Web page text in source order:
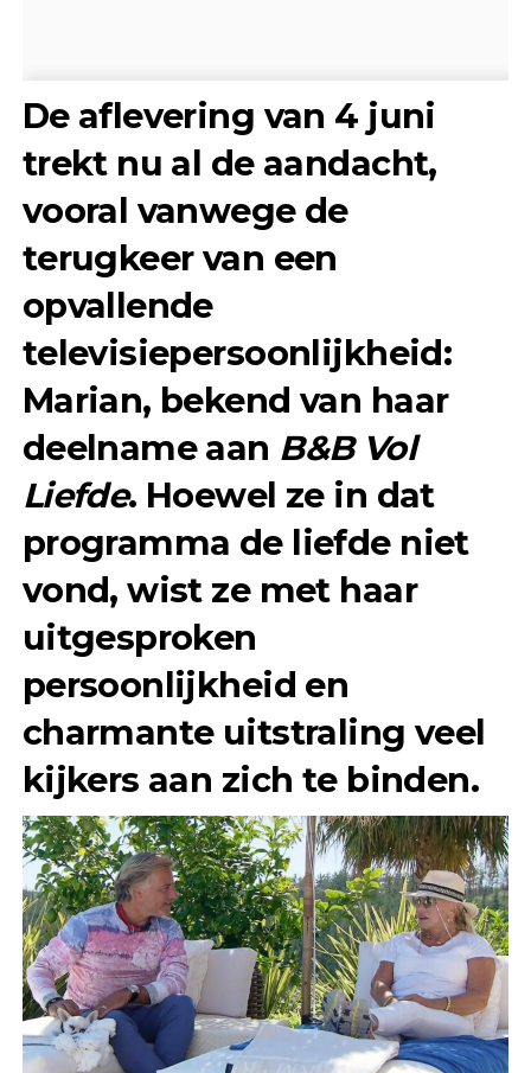
De aflevering van 4 juni
trekt nu al de aandacht,
vooral vanwege de
terugkeer van een
opvallende
televisiepersoonlijkheid:
Marian, bekend van haar
deelname aan B&B Vol
Liefde. Hoewel ze in dat
programma de liefde niet
vond, wist ze met haar
uitgesproken
persoonlijkheid en
charmante uitstraling veel
kijkers aan zich te binden.